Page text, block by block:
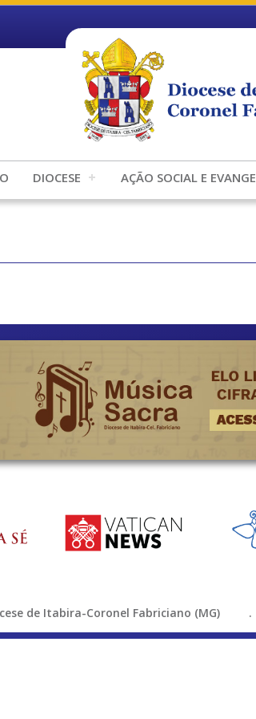
DIOCESE AÇÃO SOCIAL E
de Itabira-Coronel Fabriciano